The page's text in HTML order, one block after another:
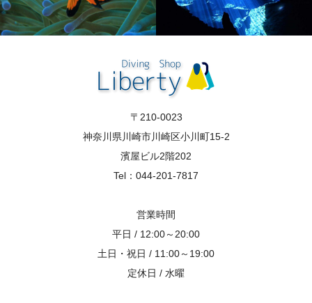
〒210-0023
神奈川県川崎市川崎区小川町15-2
濱屋ビル2階202
Tel：044-201-7817
営業時間
平日 / 12:00～20:00
土日・祝日 / 11:00～19:00
定休日 / 水曜